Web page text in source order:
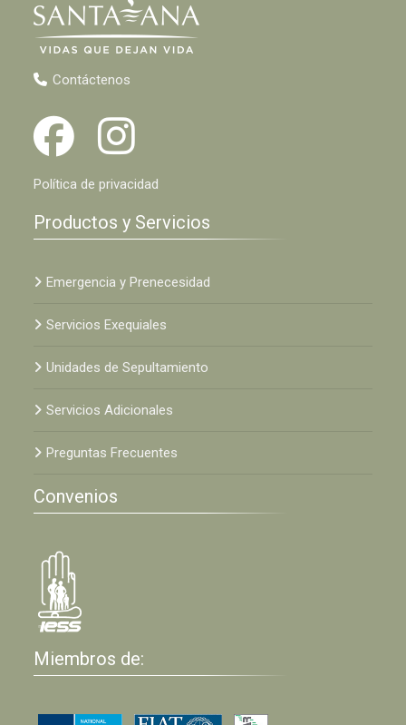
Contáctenos
Política de privacidad
Productos y Servicios
Emergencia y Prenecesidad
Servicios Exequiales
Unidades de Sepultamiento
Servicios Adicionales
Preguntas Frecuentes
Convenios
Miembros de: